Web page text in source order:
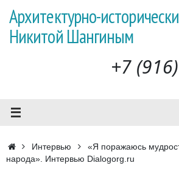
содержимому
Архитектурно-
Никитой Шангиным
+7
Главная
Интервью
«Я поражаюсь
народа». Интервью Dialogorg.ru